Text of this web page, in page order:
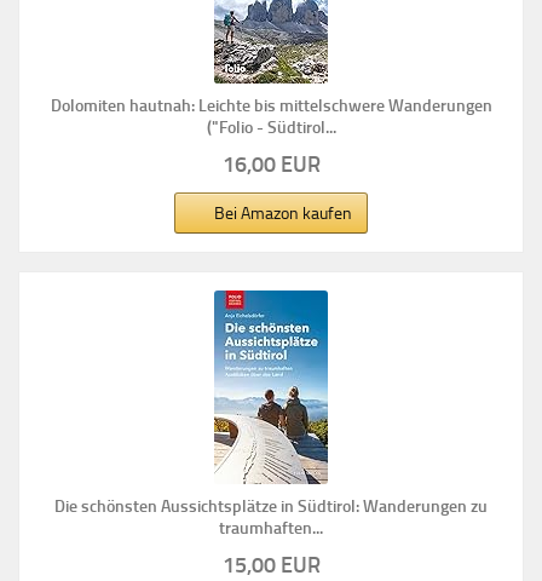
Dolomiten hautnah: Leichte bis mittelschwere Wanderungen
("Folio - Südtirol...
16,00 EUR
Bei Amazon kaufen
Die schönsten Aussichtsplätze in Südtirol: Wanderungen zu
traumhaften...
15,00 EUR